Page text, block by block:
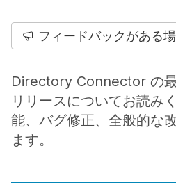
フィードバックがある
Directory Connector の
リリースについてお読み
能、バグ修正、全般的な
ます。